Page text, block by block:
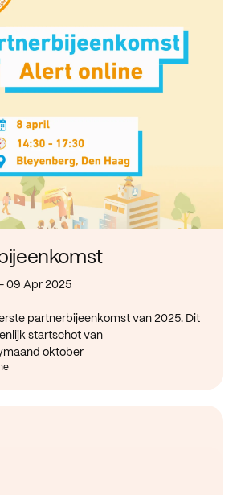
09 Apr 2025
partnerbijeenkomst van 2025. Dit
startschot van
oktober